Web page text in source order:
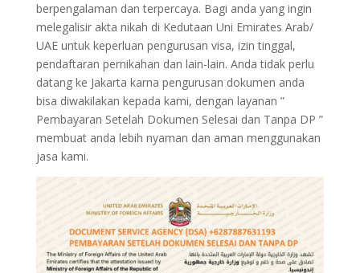
berpengalaman dan terpercaya. Bagi anda yang ingin
melegalisir akta nikah di Kedutaan Uni Emirates Arab/
UAE untuk keperluan pengurusan visa, izin tinggal,
pendaftaran pernikahan dan lain-lain. Anda tidak perlu
datang ke Jakarta karna pengurusan dokumen anda
bisa diwakilakan kepada kami, dengan layanan ”
Pembayaran Setelah Dokumen Selesai dan Tanpa DP ”
membuat anda lebih nyaman dan aman menggunakan
jasa kami.